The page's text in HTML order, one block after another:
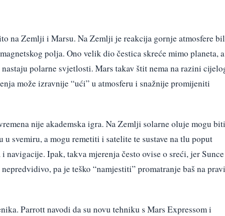
na Zemlji i Marsu. Na Zemlji je reakcija gornje atmosfere
polja. Ono velik dio čestica skreće mimo planeta, a
polarne svjetlosti. Mars takav štit nema na razini
može izravnije “ući” u atmosferu i snažnije promijeniti
nije akademska igra. Na Zemlji solarne oluje mogu biti
svemiru, a mogu remetiti i satelite te sustave na tlu poput
navigacije. Ipak, takva mjerenja često ovise o sreći, jer Sunce
pa je teško “namjestiti” promatranje baš na pravi
Parrott navodi da su novu tehniku s Mars Expressom i